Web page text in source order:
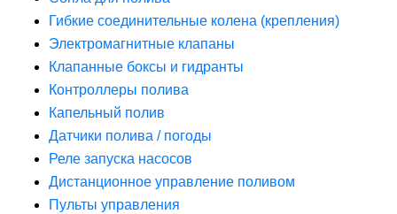
Гибкие соединительные колена (крепления)
Электромагнитные клапаны
Клапанные боксы и гидранты
Контроллеры полива
Капельный полив
Датчики полива / погоды
Реле запуска насосов
Дистанционное управление поливом
Пульты управления